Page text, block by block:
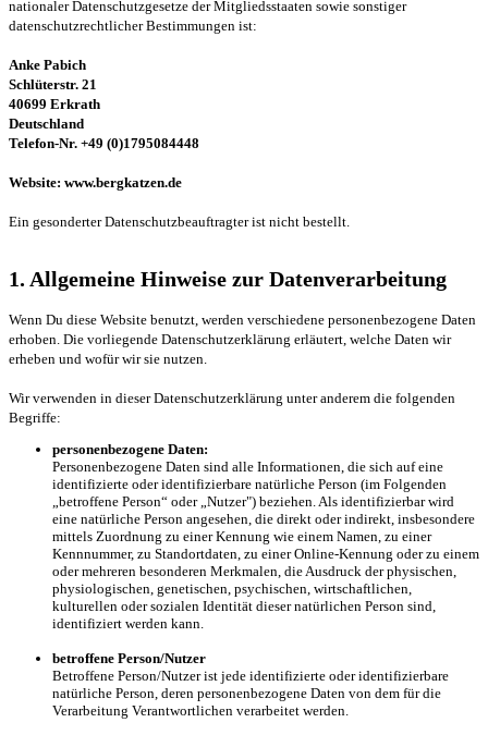
nationaler Datenschutzgesetze der Mitgliedsstaaten sowie sonstiger
datenschutzrechtlicher Bestimmungen ist:
Anke Pabich
Schlüterstr. 21
40699 Erkrath
Deutschland
Telefon-Nr. +49 (0)1795084448
Website: www.bergkatzen.de
Ein gesonderter Datenschutzbeauftragter ist nicht bestellt.
1. Allgemeine Hinweise zur Datenverarbeitung
Wenn Du diese Website benutzt, werden verschiedene personenbezogene Daten
erhoben. Die vorliegende Datenschutzerklärung erläutert, welche Daten wir
erheben und wofür wir sie nutzen.
Wir verwenden in dieser Datenschutzerklärung unter anderem die folgenden
Begriffe:
personenbezogene Daten:
Personenbezogene Daten sind alle Informationen, die sich auf eine
identifizierte oder identifizierbare natürliche Person (im Folgenden
„betroffene Person“ oder „Nutzer") beziehen. Als identifizierbar wird
eine natürliche Person angesehen, die direkt oder indirekt, insbesondere
mittels Zuordnung zu einer Kennung wie einem Namen, zu einer
Kennnummer, zu Standortdaten, zu einer Online-Kennung oder zu einem
oder mehreren besonderen Merkmalen, die Ausdruck der physischen,
physiologischen, genetischen, psychischen, wirtschaftlichen,
kulturellen oder sozialen Identität dieser natürlichen Person sind,
identifiziert werden kann.
betroffene Person/Nutzer
Betroffene Person/Nutzer ist jede identifizierte oder identifizierbare
natürliche Person, deren personenbezogene Daten von dem für die
Verarbeitung Verantwortlichen verarbeitet werden.